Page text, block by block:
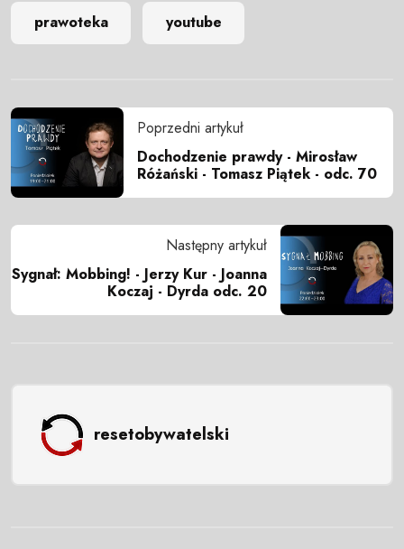
prawoteka youtube
Poprzedni artykuł
Dochodzenie prawdy - Mirosław
Różański - Tomasz Piątek - odc. 70
Następny artykuł
Sygnał: Mobbing! - Jerzy Kur - Joanna
Koczaj - Dyrda odc. 20
resetobywatelski